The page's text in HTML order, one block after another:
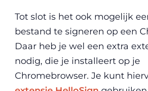
Tot slot is het ook mogelijk
bestand te signeren op een
Daar heb je wel een extra
nodig, die je installeert op je
Chromebrowser. Je kunt